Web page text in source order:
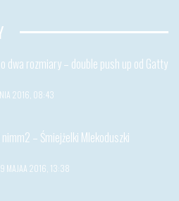
dwa rozmiary – double push up od Gatty
2016, 08:43
– Śmiejżelki Mlekoduszki
MAJAA 2016, 13:38